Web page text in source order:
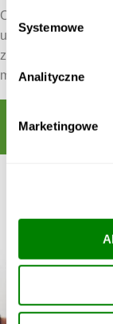
Systemowe
Analityczne
Marketingowe
CStore SA i
udostępniają
zakupów od
możliw
Explore